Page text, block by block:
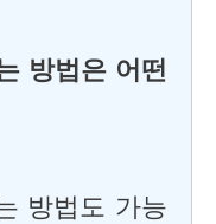
방법은 어떤
방법도 가능